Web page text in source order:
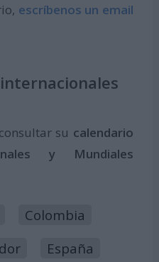
escríbenos un email
su calendario
y Mundiales
Colombia
España